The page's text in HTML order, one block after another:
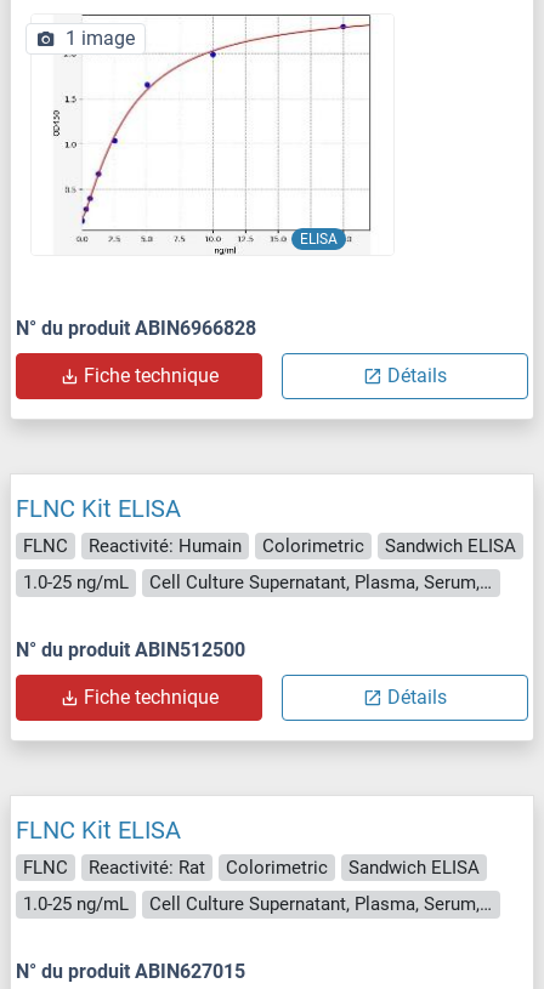
ELISA
1 image
N° du produit ABIN6966828
Fiche technique Détails
FLNC Kit ELISA
FLNC Reactivité: Humain Colorimetric
Sandwich ELISA
1.0-25 ng/mL
Cell Culture Supernatant, Plasma, Serum, Tissue Homogenate
N° du produit ABIN512500
Fiche technique Détails
FLNC Kit ELISA
FLNC Reactivité: Rat Colorimetric
Sandwich ELISA
1.0-25 ng/mL
Cell Culture Supernatant, Plasma, Serum, Tissue Homogenate
N° du produit ABIN627015